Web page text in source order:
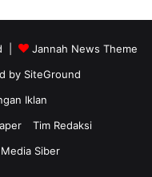
|
Jannah News Theme
by SiteGround
Iklan
Tim Redaksi
Siber